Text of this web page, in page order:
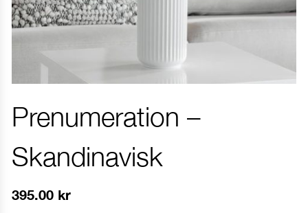
Prenumeration –
Skandinavisk
395.00 kr